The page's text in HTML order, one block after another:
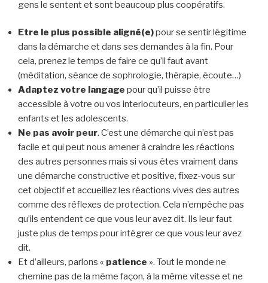
gens le sentent et sont beaucoup plus coopératifs.
Etre le plus possible aligné(e)pour se sentir légitime
dans la démarche et dans ses demandes à la fin. Pour
cela, prenez le temps de faire ce qu’il faut avant
(méditation, séance de sophrologie, thérapie, écoute…)
Adaptez votre langage pour qu’il puisse être
accessible à votre ou vos interlocuteurs, en particulier les
enfants et les adolescents.
Ne pas avoir peur. C’est une démarche qui n’est pas
facile et qui peut nous amener à craindre les réactions
des autres personnes mais si vous êtes vraiment dans
une démarche constructive et positive, fixez-vous sur
cet objectif et accueillez les réactions vives des autres
comme des réflexes de protection. Cela n’empêche pas
qu’ils entendent ce que vous leur avez dit. Ils leur faut
juste plus de temps pour intégrer ce que vous leur avez
dit.
Et d’ailleurs, parlons « patience ». Tout le monde ne
chemine pas de la même façon, à la même vitesse et ne